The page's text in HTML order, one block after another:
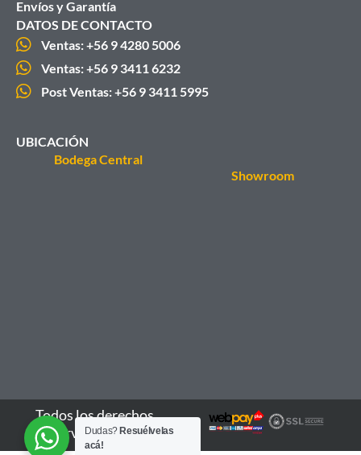
Envíos y Garantía
DATOS DE CONTACTO
Ventas: +56 9 4280 5006
Ventas: +56 9 3411 6232
Post Ventas: +56 9 3411 5995
UBICACIÓN
Bodega Central
Showroom
Todos los derechos
reservados - 2026
Dudas? Resuélvelas
acá!